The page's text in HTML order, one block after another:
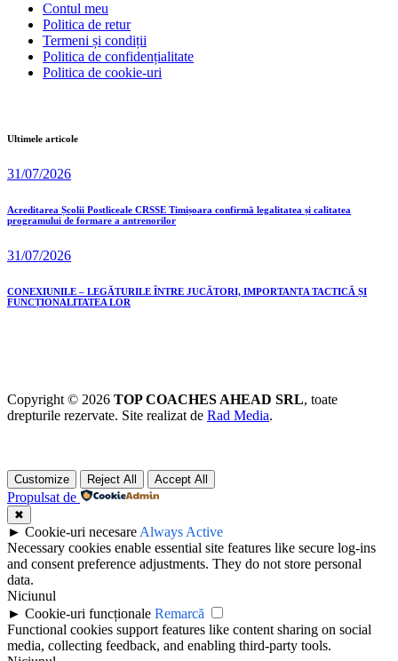
Contul meu
Politica de retur
Termeni și condiții
Politica de confidențialitate
Politica de cookie-uri
Ultimele articole
31/07/2026
Acreditarea Școlii Postliceale CRSSE Timișoara confirmă legalitatea și calitatea
programului de formare a antrenorilor
31/07/2026
CONEXIUNILE – LEGĂTURILE ÎNTRE JUCĂTORI, IMPORTANȚA TACTICĂ ȘI
FUNCȚIONALITATEA LOR
Copyright © 2026 TOP COACHES AHEAD SRL, toate
drepturile rezervate. Site realizat de Rad Media.
Customize Reject All Accept All
Propulsat de
✖
► Cookie-uri necesare Always Active
Necessary cookies enable essential site features like secure log-ins
and consent preference adjustments. They do not store personal
data.
Niciunul
► Cookie-uri funcționale Remarcă
Functional cookies support features like content sharing on social
media, collecting feedback, and enabling third-party tools.